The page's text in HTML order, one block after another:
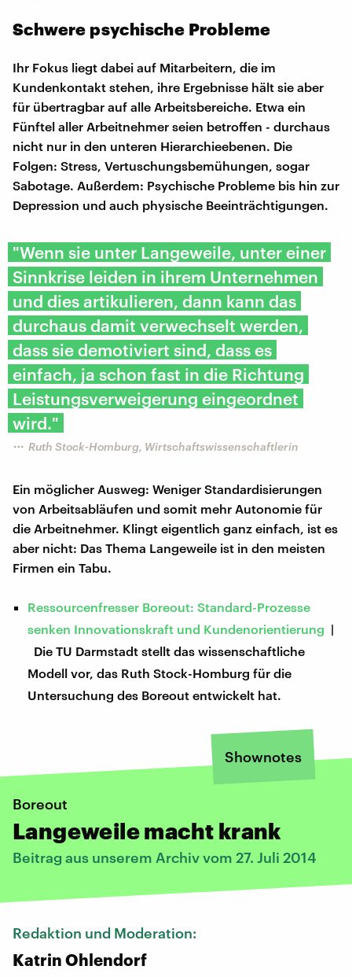
Schwere psychische Probleme
Ihr Fokus liegt dabei auf Mitarbeitern, die im
Kundenkontakt stehen, ihre Ergebnisse hält sie aber
für übertragbar auf alle Arbeitsbereiche. Etwa ein
Fünftel aller Arbeitnehmer seien betroffen - durchaus
nicht nur in den unteren Hierarchieebenen. Die
Folgen: Stress, Vertuschungsbemühungen, sogar
Sabotage. Außerdem: Psychische Probleme bis hin zur
Depression und auch physische Beeinträchtigungen.
"Wenn sie unter Langeweile, unter einer
Sinnkrise leiden in ihrem Unternehmen
und dies artikulieren, dann kann das
durchaus damit verwechselt werden,
dass sie demotiviert sind, dass es
einfach, ja schon fast in die Richtung
Leistungsverweigerung eingeordnet
wird."
Ruth Stock-Homburg, Wirtschaftswissenschaftlerin
Ein möglicher Ausweg: Weniger Standardisierungen
von Arbeitsabläufen und somit mehr Autonomie für
die Arbeitnehmer. Klingt eigentlich ganz einfach, ist es
aber nicht: Das Thema Langeweile ist in den meisten
Firmen ein Tabu.
Ressourcenfresser Boreout: Standard-Prozesse
senken Innovationskraft und Kundenorientierung |
Die TU Darmstadt stellt das wissenschaftliche
Modell vor, das Ruth Stock-Homburg für die
Untersuchung des Boreout entwickelt hat.
Shownotes
Boreout
Langeweile macht krank
Beitrag aus unserem Archiv vom 27. Juli 2014
Redaktion und Moderation:
Katrin Ohlendorf